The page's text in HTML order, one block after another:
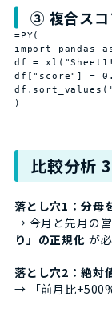
③ 複合スコ
=PY(
import pandas
df =
df["score"] =
)
比較分析
落とし穴1：分母
→ 今月と先月の
り」の正規化 が
落とし穴2：絶対
→ 「前月比